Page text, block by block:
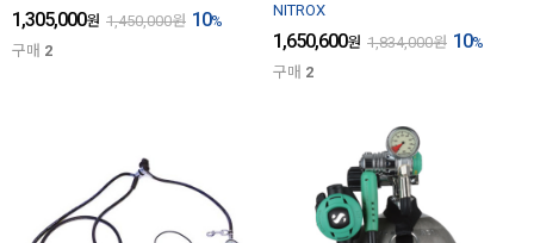
1,305,000원 1,450,000원 10%
구매 2
NITROX
1,650,600원 1,834,000원 10%
구매 2